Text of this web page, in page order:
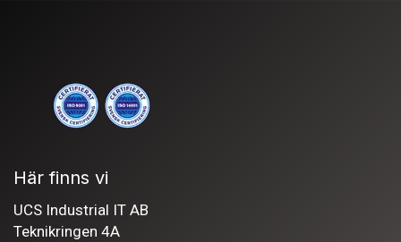
Här finns vi
UCS Industrial IT AB
Teknikringen 4A